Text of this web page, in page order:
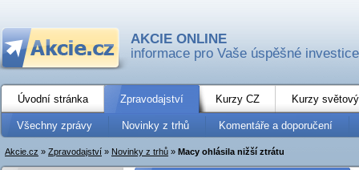
AKCIE ONLINE
informace pro Vaše úspěšné investice
Úvodní stránka Zpravodajství Kurzy CZ Kurzy
Všechny zprávy Novinky z trhů Komentáře a doporučení
Akcie.cz » Zpravodajství » Novinky z trhů » Macy ohlásila nižší ztrátu